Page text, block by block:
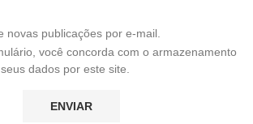
novas publicações por e-mail.
você concorda com o armazenamento
dados por este site.